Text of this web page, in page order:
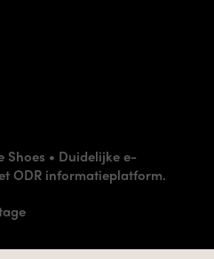
Shoes • Duidelijke e-
ODR informatieplatform.